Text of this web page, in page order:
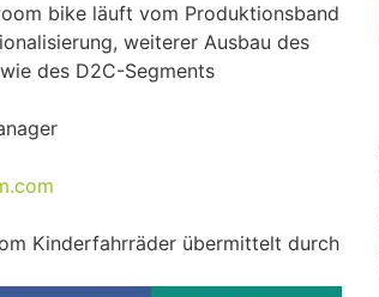
bike läuft vom Produktionsband
weiterer Ausbau des
des D2C-Segments
Kinderfahrräder übermittelt durch